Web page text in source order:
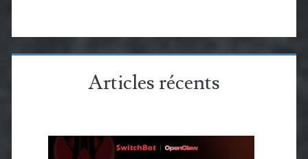
Articles récents